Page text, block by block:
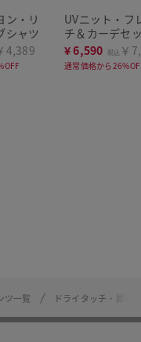
ン・リ
シャツ
4,389
UVニット・フ
チ＆カーデセ
¥6,590 税込 ￥
通常価格から
ツ一覧 ドライタッチ・脚長